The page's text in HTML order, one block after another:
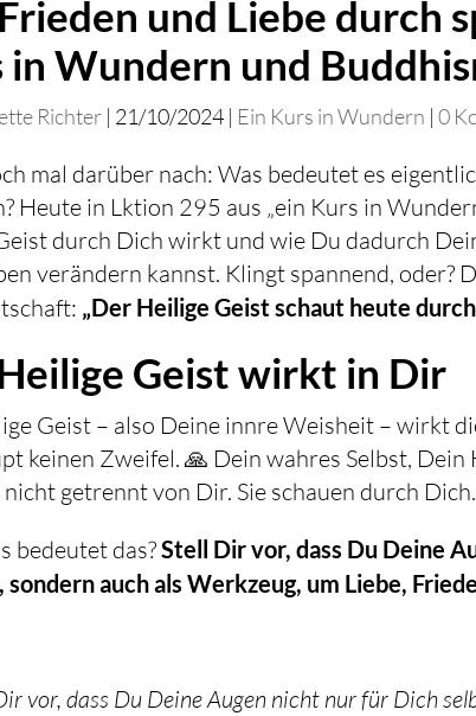
und Liebe durch
in Wundern und
Richter | 21/10/2024 | Ein Kurs in Wundern |0
mal darüber nach: Was bedeutet es
Heute in Lktion 295 aus „ein Kurs in
durch Dich wirkt und wie Du dadurch
verändern kannst. Klingt spannend, oder?
„Der Heilige Geist schaut heute
Geist wirkt in Dir
Geist – also Deine innre Weisheit – wirkt
keinen Zweifel. 🙏 Dein wahres Selbst,
getrennt von Dir. Sie schauen durch Dich.
bedeutet das?Stell Dir vor, dass Du Deine
auch als Werkzeug, um Liebe,
vor, dass Du Deine Augen nicht nur für Dich